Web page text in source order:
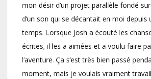
mon désir d’un projet parallèle fondé
d’un son qui se décantait en moi depuis
temps. Lorsque Josh a écouté les
écrites, il les a aimées et a voulu faire
l’aventure. Ça s’est très bien passé
moment, mais je voulais vraiment